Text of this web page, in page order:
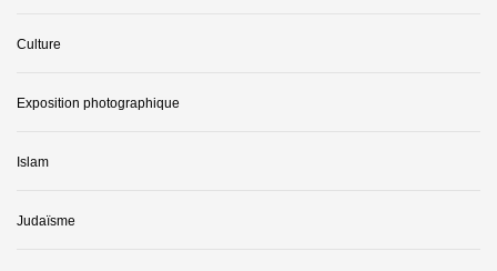
Culture
Exposition photographique
Islam
Judaïsme